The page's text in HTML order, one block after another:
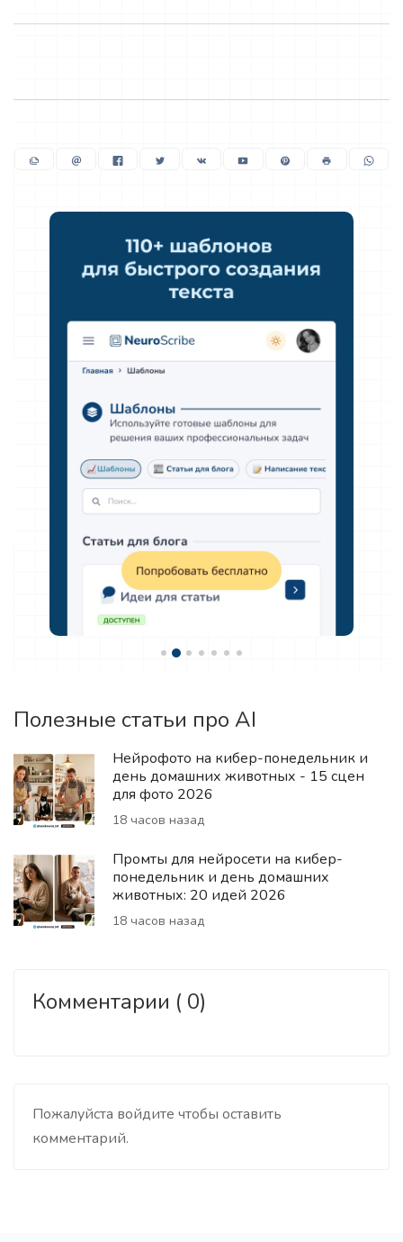
Полезные статьи про AI
Нейрофото на кибер-понедельник и
день домашних животных - 15 сцен
для фото 2026
18 часов назад
Промты для нейросети на кибер-
понедельник и день домашних
животных: 20 идей 2026
18 часов назад
Комментарии ( 0)
Пожалуйста войдите чтобы оставить
комментарий.